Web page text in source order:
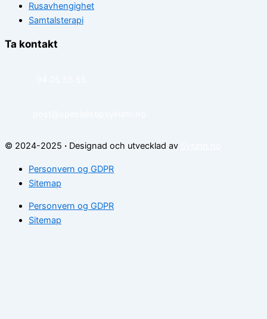
Rusavhengighet
Samtalsterapi
Ta kontakt
© 2024-2025 · Designad och utvecklad av
Personvern og GDPR
Sitemap
Personvern og GDPR
Sitemap